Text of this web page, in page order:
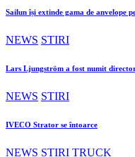
Sailun își extinde gama de anvelope
NEWS STIRI
Lars Ljungström a fost numit
NEWS STIRI
IVECO Strator se întoarce
NEWS STIRI TRUCK